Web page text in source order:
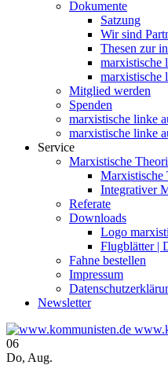
Dokumente
Satzung
Wir sind
Thesen zur
marxistische
Mitglied werden
Spenden
marxistische linke
marxistische linke
Service
Marxistische
Marxistische
Integrativer
Referate
Downloads
Logo
Flugblätter |
Fahne bestellen
Impressum
Newsletter
06
Do, Aug.